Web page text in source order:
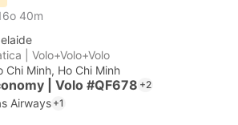
40m
| Volo+Volo+Volo
Chi Minh, Ho Chi Minh
| Volo #QF678 +2
Airways +1